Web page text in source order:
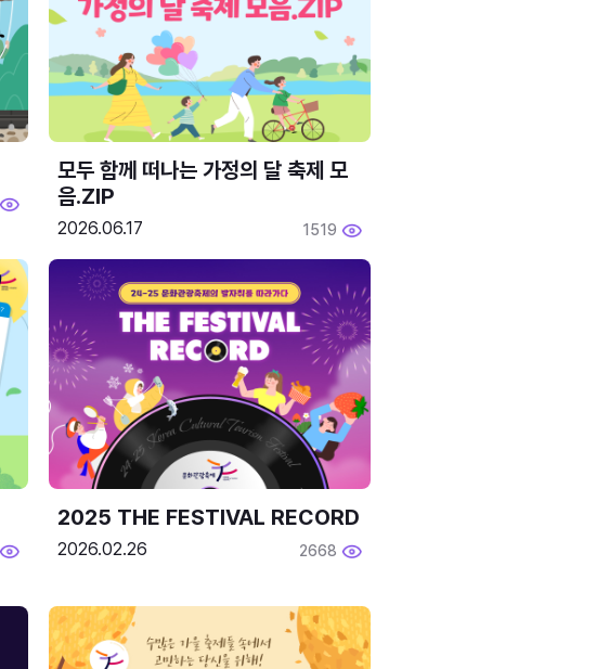
모두 함께 떠나는 가정의 달 축제 모
음.ZIP
2026.06.17 1519
2025 THE FESTIVAL RECORD
2026.02.26 2668